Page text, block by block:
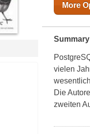
More
Summary
vielen
Die
zweiten